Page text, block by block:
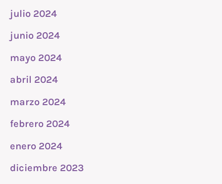
julio 2024
junio 2024
mayo 2024
abril 2024
marzo 2024
febrero 2024
enero 2024
diciembre 2023